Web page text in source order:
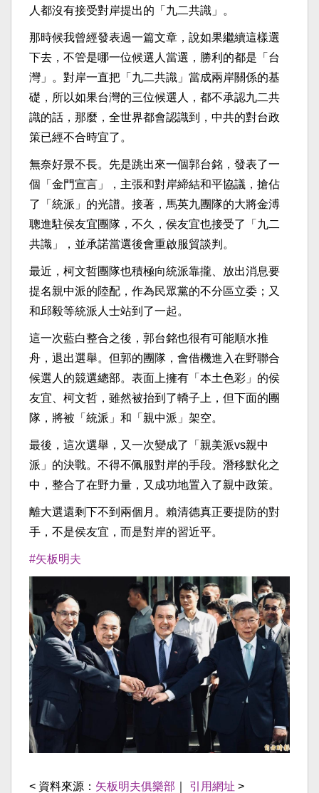
人都沒有接受對岸提出的「九二共識」。
那時候我曾經發表過一篇文章，說如果繼續這樣選
下去，不管是哪一位候選人當選，勝利的都是「台
灣」。對岸一直把「九二共識」當成兩岸關係的基
礎，所以如果台灣的三位候選人，都不承認九二共
識的話，那麼，全世界都會認識到，中共的對台政
策已經不合時宜了。
無奈好景不長。先是跳出來一個郭台銘，發表了一
個「金門宣言」，主張和對岸締結和平協議，搶佔
了「統派」的光譜。接著，馬英九團隊的大將金溥
聰進駐侯友宜團隊，不久，侯友宜也接受了「九二
共識」，並承諾當選後會重啟服貿談判。
最近，柯文哲團隊也積極向統派靠攏、放出消息要
提名親中派的陸配，作為民眾黨的不分區立委；又
和邱毅等統派人士站到了一起。
這一次藍白整合之後，郭台銘也很有可能順水推
舟，退出選舉。但郭的團隊，會借機進入在野聯合
候選人的競選總部。表面上擁有「本土色彩」的侯
友宜、柯文哲，雖然被抬到了轎子上，但下面的團
隊，將被「統派」和「親中派」架空。
最後，這次選舉，又一次變成了「親美派vs親中
派」的決戰。不得不佩服對岸的手段。潛移默化之
中，整合了在野力量，又成功地置入了親中政策。
離大選還剩下不到兩個月。賴清德真正要提防的對
手，不是侯友宜，而是對岸的習近平。
#矢板明夫
< 資料來源： 矢板明夫俱樂部 引用網址 >